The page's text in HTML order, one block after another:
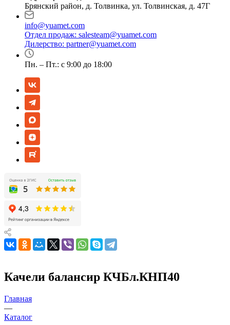
Брянский район, д. Толвинка, ул. Толвинская, д. 47Г
info@yuamet.com
Отдел продаж: salesteam@yuamet.com
Дилерство: partner@yuamet.com
Пн. – Пт.: с 9:00 до 18:00
Качели балансир КЧБл.КНП40
Главная
—
Каталог